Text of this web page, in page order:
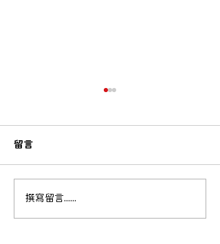
歐盟ECHA提議將五種
SVHC列入REACH授權清
留言
撰寫留言......